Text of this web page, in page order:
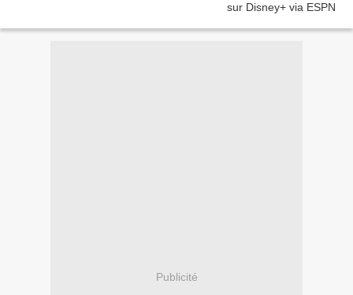
Publicité